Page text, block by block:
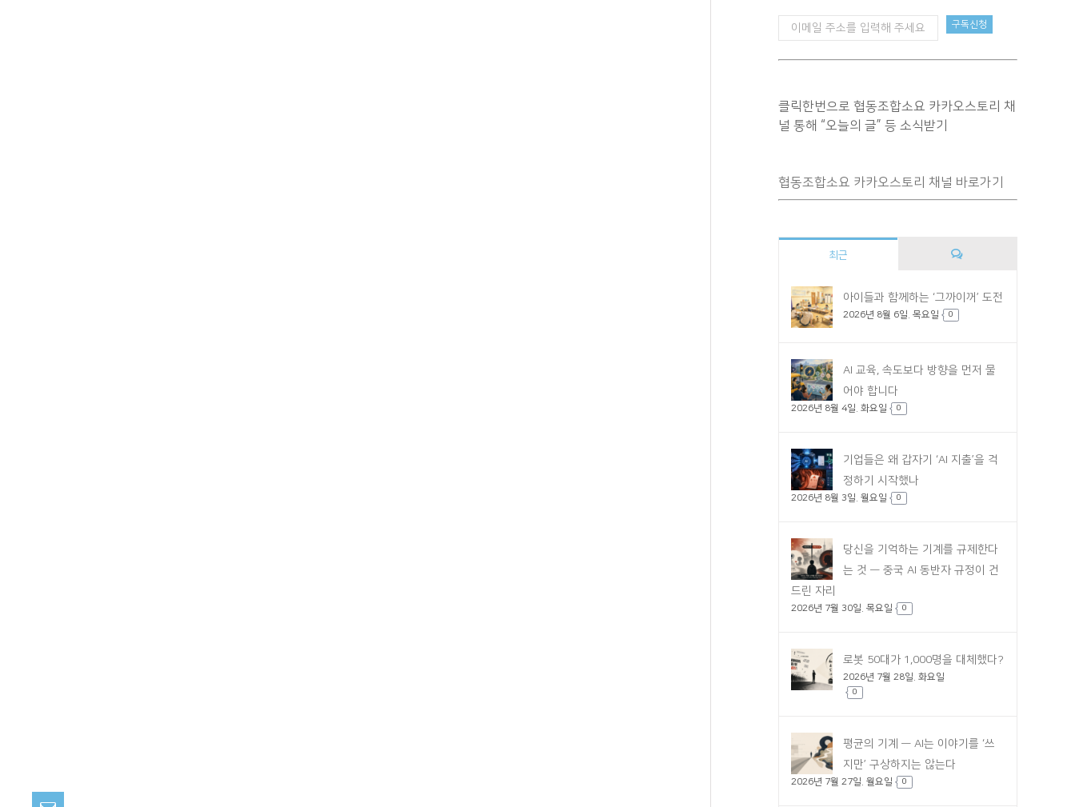
클릭한번으로 협동조합소요 카카오스토리 채
널 통해 “오늘의 글” 등 소식받기
협동조합소요 카카오스토리 채널 바로가기
최근
아이들과 함께하는 ‘그까이꺼’ 도전
2026년 8월 6일. 목요일 0
AI 교육, 속도보다 방향을 먼저 물
어야 합니다
2026년 8월 4일. 화요일 0
기업들은 왜 갑자기 ‘AI 지출’을 걱
정하기 시작했나
2026년 8월 3일. 월요일 0
당신을 기억하는 기계를 규제한다
는 것 — 중국 AI 동반자 규정이 건
드린 자리
2026년 7월 30일. 목요일 0
로봇 50대가 1,000명을 대체했다?
2026년 7월 28일. 화요일
0
평균의 기계 — AI는 이야기를 ‘쓰
지만’ 구상하지는 않는다
2026년 7월 27일. 월요일 0